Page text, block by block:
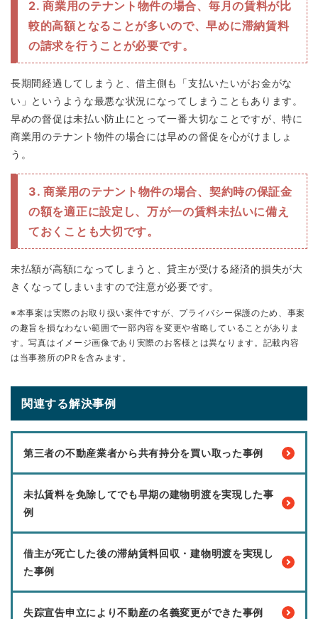
2. 商業用のテナント物件の場合、毎月の賃料が比
較的高額となることが多いので、早めに滞納賃料
の請求を行うことが必要です。
長期間経過してしまうと、借主側も「支払いたいがお金がな
い」というような最悪な状況になってしまうこともあります。
早めの督促は未払い防止にとって一番大切なことですが、特に
商業用のテナント物件の場合には早めの督促を心がけましょ
う。
3. 商業用のテナント物件の場合、契約時の保証金
の額を適正に設定し、万が一の賃料未払いに備え
ておくことも大切です。
未払額が高額になってしまうと、貸主が受ける経済的損失が大
きくなってしまいますので注意が必要です。
※本事案は実際のお取り扱い案件ですが、プライバシー保護のため、事案
の趣旨を損なわない範囲で一部内容を変更や省略していることがありま
す。写真はイメージ画像であり実際のお客様とは異なります。記載内容
は当事務所のPRを含みます。
関連する解決事例
第三者の不動産業者から共有持分を買い取った事例
未払賃料を免除してでも早期の建物明渡を実現した事
例
借主が死亡した後の滞納賃料回収・建物明渡を実現し
た事例
失踪宣告申立により不動産の名義変更ができた事例